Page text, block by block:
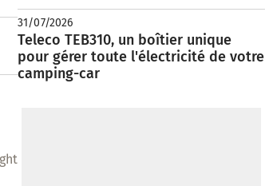
31/07/2026
Teleco TEB310, un boîtier unique
pour gérer toute l'électricité de votre
camping-car